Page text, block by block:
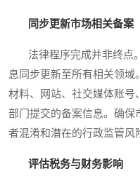
同步更新市场相关备案
法律程序完成并非终点
息同步更新至所有相关领
材料、网站、社交媒体账号
部门提交的备案信息。确保
者混淆和潜在的行政监管风
评估税务与财务影响